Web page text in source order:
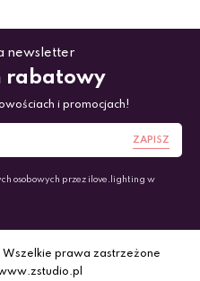
newsletter
rabatowy
i promocjach!
ZAPISZ
osobowych przez ilove.lighting w
prawa zastrzeżone